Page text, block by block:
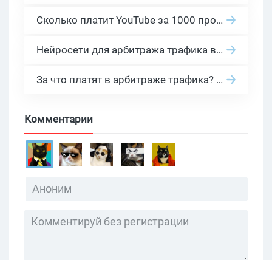
Сколько платит YouTube за 1000 просмотров в 2026: реальные цифры от 0.5 до 36 USD по ГЕО
Нейросети для арбитража трафика в 2026: инструменты, кейсы и AI-медиабайеры
За что платят в арбитраже трафика? 30 моделей оплаты в бурж и СНГ партнерках
Комментарии